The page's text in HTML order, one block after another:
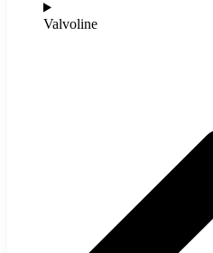
Valvoline